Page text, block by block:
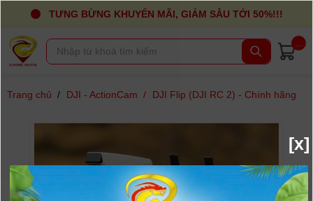
TƯNG BỪNG KHUYẾN MÃI, GIẢM SÂU TỚI 50%!!!
Trang chủ / DJI - ActionCam / DJI Flip (DJI RC 2) - Chính hãng
[x]